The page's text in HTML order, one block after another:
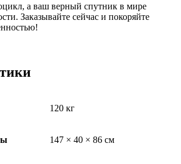
а ваш верный спутник в мире
Заказывайте сейчас и покоряйте
120 кг
147 × 40 × 86 см